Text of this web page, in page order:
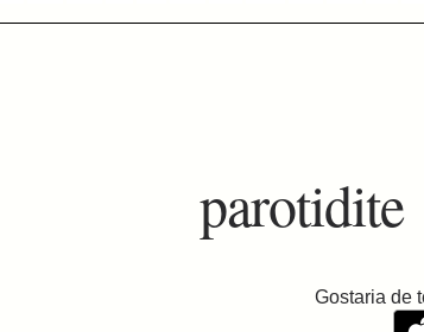
parotidite
Gostaria de